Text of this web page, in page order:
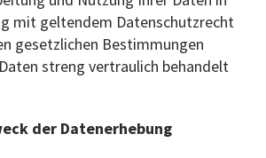
mit geltendem Datenschutzrecht
gesetzlichen Bestimmungen
streng vertraulich behandelt
der Datenerhebung